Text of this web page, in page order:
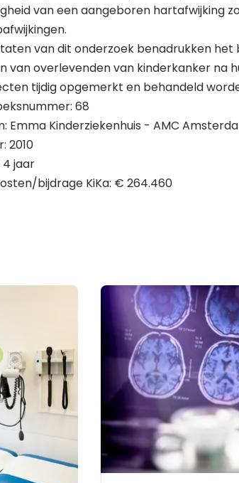
van een aangeboren hartafwijking
van dit onderzoek benadrukken
van overlevenden van kinderkanker na
tijdig opgemerkt en behandeld
68
Emma Kinderziekenhuis - AMC
2010
4 jaar
bijdrage KiKa: € 264.460